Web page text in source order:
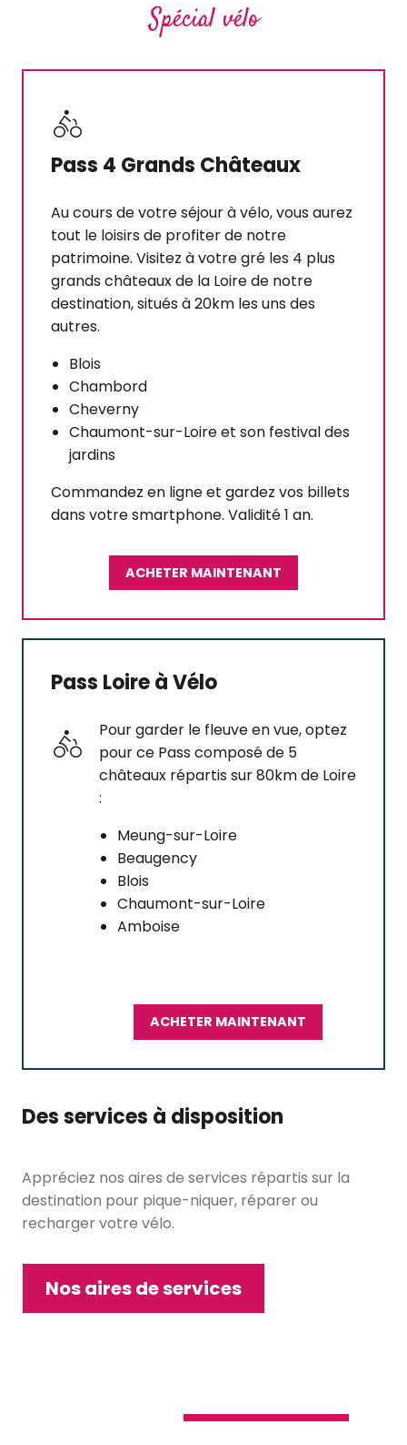
Spécial vélo
Pass 4 Grands Châteaux
Au cours de votre séjour à vélo, vous aurez
tout le loisirs de profiter de notre
patrimoine. Visitez à votre gré les 4 plus
grands châteaux de la Loire de notre
destination, situés à 20km les uns des
autres.
Blois
Chambord
Cheverny
Chaumont-sur-Loire et son festival des
jardins
Commandez en ligne et gardez vos billets
dans votre smartphone. Validité 1 an.
ACHETER MAINTENANT
Pass Loire à Vélo
Pour garder le fleuve en vue, optez
pour ce Pass composé de 5
châteaux répartis sur 80km de Loire
:
Meung-sur-Loire
Beaugency
Blois
Chaumont-sur-Loire
Amboise
ACHETER MAINTENANT
Des services à disposition
Appréciez nos aires de services répartis sur la
destination pour pique-niquer, réparer ou
recharger votre vélo.
Nos aires de services